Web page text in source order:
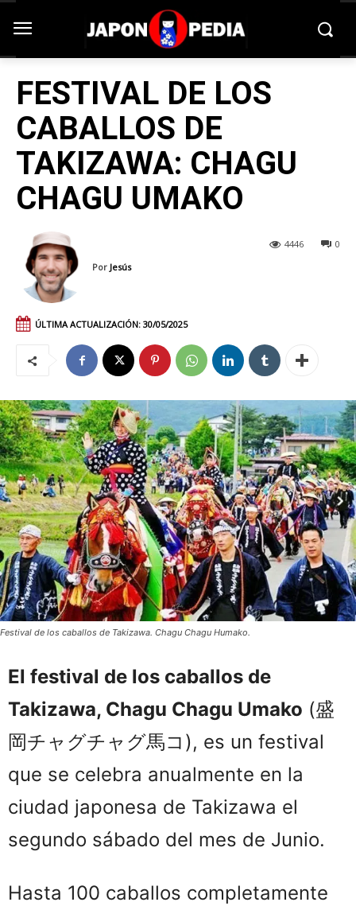
FESTIVAL DE LOS
CABALLOS DE
TAKIZAWA: CHAGU
CHAGU UMAKO
0
4446
Por Jesús
ÚLTIMA ACTUALIZACIÓN: 30/05/2025
Festival de los caballos de Takizawa. Chagu Chagu Humako.
El festival de los caballos de
Takizawa, Chagu Chagu Umako (盛
岡チャグチャグ馬コ), es un festival
que se celebra anualmente en la
ciudad japonesa de Takizawa el
segundo sábado del mes de Junio.
Hasta 100 caballos completamente